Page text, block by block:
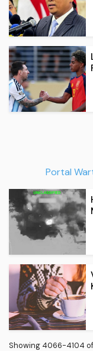
Portal
Showing 4066-4104